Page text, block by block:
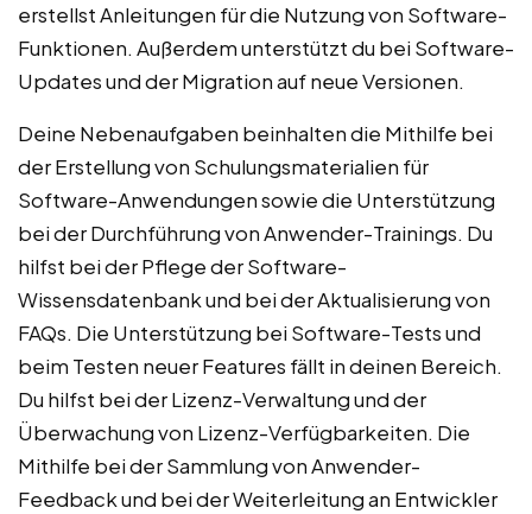
erstellst Anleitungen für die Nutzung von Software-
Funktionen. Außerdem unterstützt du bei Software-
Updates und der Migration auf neue Versionen.
Deine Nebenaufgaben beinhalten die Mithilfe bei
der Erstellung von Schulungsmaterialien für
Software-Anwendungen sowie die Unterstützung
bei der Durchführung von Anwender-Trainings. Du
hilfst bei der Pflege der Software-
Wissensdatenbank und bei der Aktualisierung von
FAQs. Die Unterstützung bei Software-Tests und
beim Testen neuer Features fällt in deinen Bereich.
Du hilfst bei der Lizenz-Verwaltung und der
Überwachung von Lizenz-Verfügbarkeiten. Die
Mithilfe bei der Sammlung von Anwender-
Feedback und bei der Weiterleitung an Entwickler